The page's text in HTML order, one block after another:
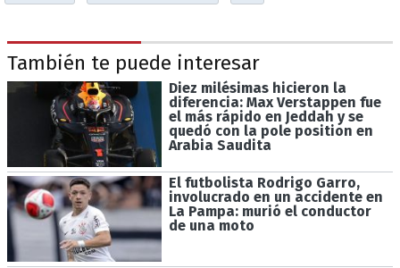
También te puede interesar
Diez milésimas hicieron la
diferencia: Max Verstappen fue
el más rápido en Jeddah y se
quedó con la pole position en
Arabia Saudita
El futbolista Rodrigo Garro,
involucrado en un accidente en
La Pampa: murió el conductor
de una moto